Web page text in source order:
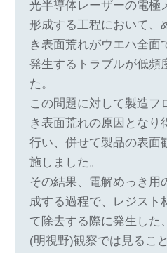
光半導体レーザーの電極
形成する工程において、
き表面荒れがウエハ全面
発生するトラブルが低頻
た。
この問題に対して製造フ
き表面荒れの原因となり
行い、併せて製品の表面
施しました。
その結果、電解めっき用
成する過程で、レジスト
て除去する際に発生した
(明視野)観察では見るこ